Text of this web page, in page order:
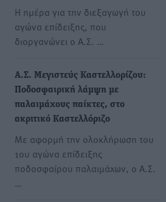
Η ημέρα για την διεξαγωγή του
αγώνα επίδειξης, που
διοργανώνει ο Α.Σ. …
Α.Σ. Μεγιστεύς Καστελλορίζου:
Ποδοσφαιρική λάμψη με
παλαιμάχους παίκτες, στο
ακριτικό Καστελλόριζο
Με αφορμή την ολοκλήρωση του
1ου αγώνα επίδειξης
ποδοσφαίρου παλαιμάχων, ο Α.Σ.
…